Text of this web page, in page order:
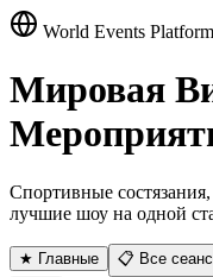
World Events Platform
Мировая
Спортивные
лучшие шоу на одной
★ Главные 📋 Все